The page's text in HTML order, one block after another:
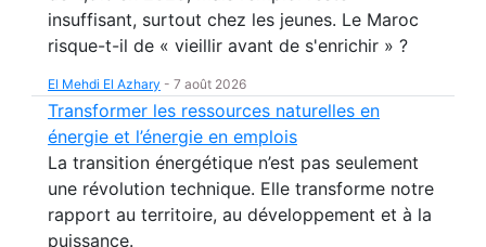
insuffisant, surtout chez les jeunes. Le Maroc
risque-t-il de « vieillir avant de s'enrichir » ?
El Mehdi El Azhary - 7 août 2026
Transformer les ressources naturelles en
énergie et l’énergie en emplois
La transition énergétique n’est pas seulement
une révolution technique. Elle transforme notre
rapport au territoire, au développement et à la
puissance.